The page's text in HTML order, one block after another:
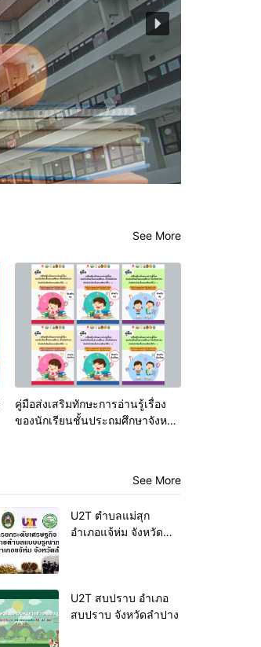
See More
คู่มือส่งเสริมทักษะการอ่านรู้เรื่อง
ของนักเรียนชั้นประถมศึกษาจังหวัด
See More
U2T ตำบลแม่สุก
อำเภอแจ้ห่ม จังหวัด
U2T สบปราบ อำเภอ
สบปราบ จังหวัดลำปาง